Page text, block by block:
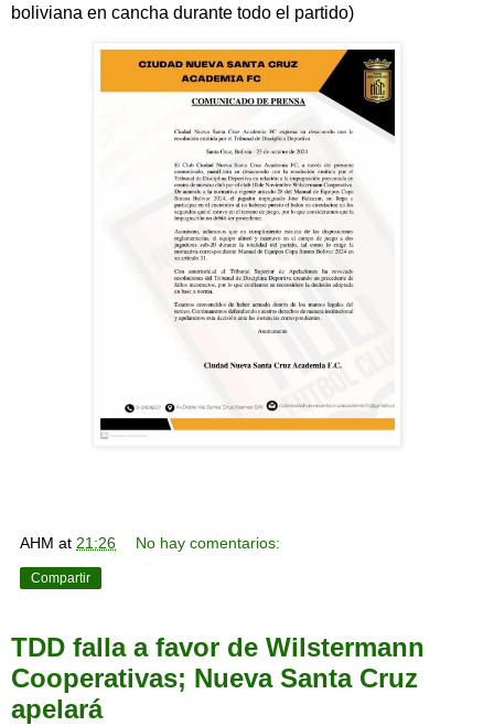
boliviana en cancha durante todo el partido)
AHM at 21:26 No hay comentarios:
Compartir
TDD falla a favor de Wilstermann
Cooperativas; Nueva Santa Cruz
apelará